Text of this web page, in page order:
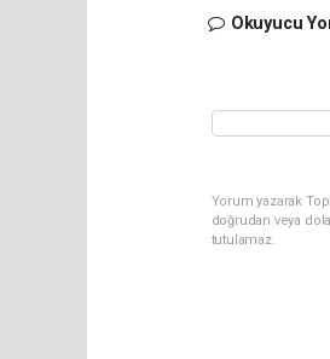
Okuyucu
Yorum yazarak
doğrudan veya
tutulamaz.